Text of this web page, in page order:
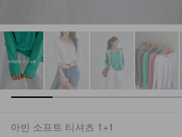
아빈 소프트 티셔츠 1+1